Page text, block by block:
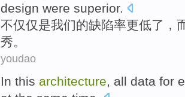
design were superior.
不仅仅是我们的缺陷率更低了，
秀。
youdao
In this architecture all data for